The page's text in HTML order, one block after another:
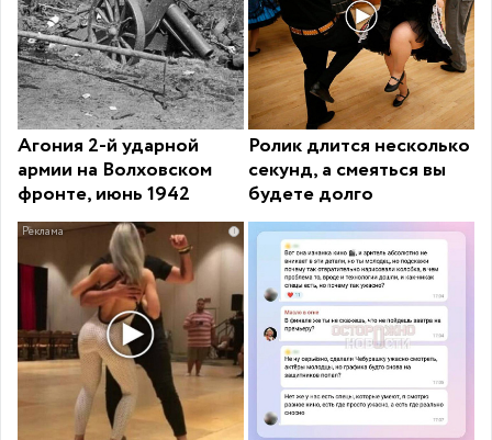
Агония 2-й ударной
армии на Волховском
фронте, июнь 1942
Ролик длится несколько
секунд, а смеяться вы
будете долго
i